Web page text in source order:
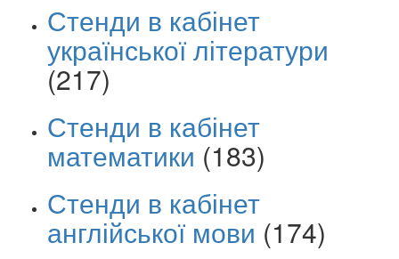
Стенди в кабінет
української літератури
(217)
Стенди в кабінет
математики (183)
Стенди в кабінет
англійської мови (174)